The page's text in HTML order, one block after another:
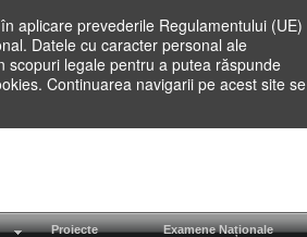
aplicare prevederile Regulamentului (UE)
Datele cu caracter personal ale
scopuri legale pentru a putea răspunde
Continuarea navigarii pe acest site se
Proiecte Examene Naționale